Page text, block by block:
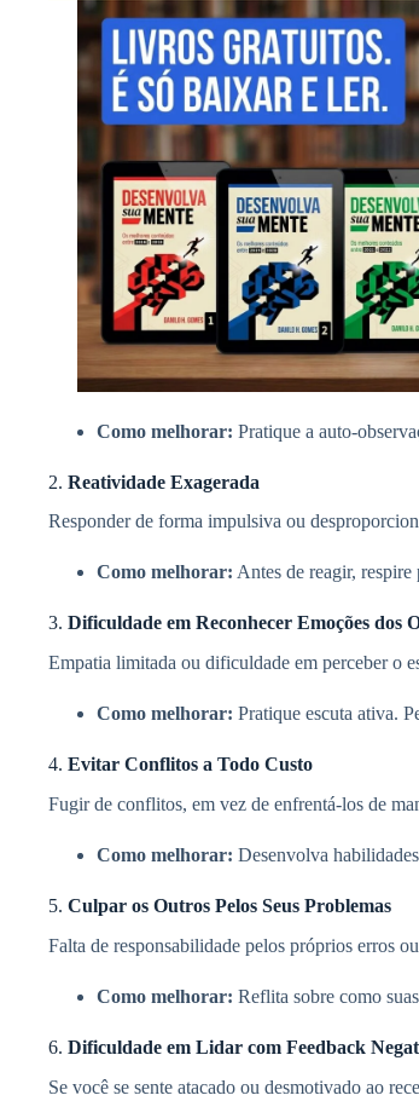
Como melhorar: Pratique a auto-
2. Reatividade Exagerada
Responder de forma impulsiva ou
Como melhorar: Antes de reagir, respire
3. Dificuldade em Reconhecer Emoções dos
Empatia limitada ou dificuldade em perceber o
Como melhorar: Pratique escuta ativa.
4. Evitar Conflitos a Todo Custo
Fugir de conflitos, em vez de enfrentá-los de
Como melhorar: Desenvolva
5. Culpar os Outros Pelos Seus Problemas
Falta de responsabilidade pelos próprios erros
Como melhorar: Reflita sobre como
6. Dificuldade em Lidar com Feedback
Se você se sente atacado ou desmotivado ao